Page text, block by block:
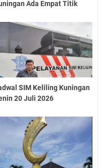
Ada Empat Titik
SIM Keliling Kuningan
20 Juli 2026